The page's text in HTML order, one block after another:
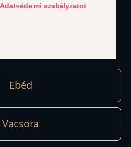
Ebéd
Vacsora
Adatvédelmi szabályzatot